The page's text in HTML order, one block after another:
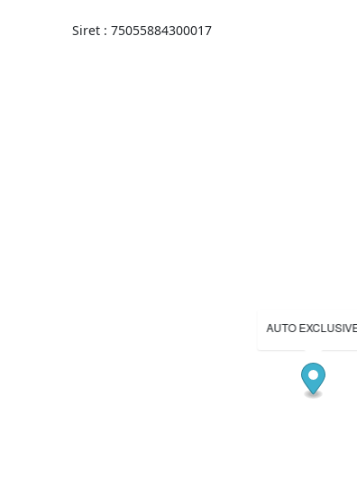
Siret : 75055884300017
AUTO